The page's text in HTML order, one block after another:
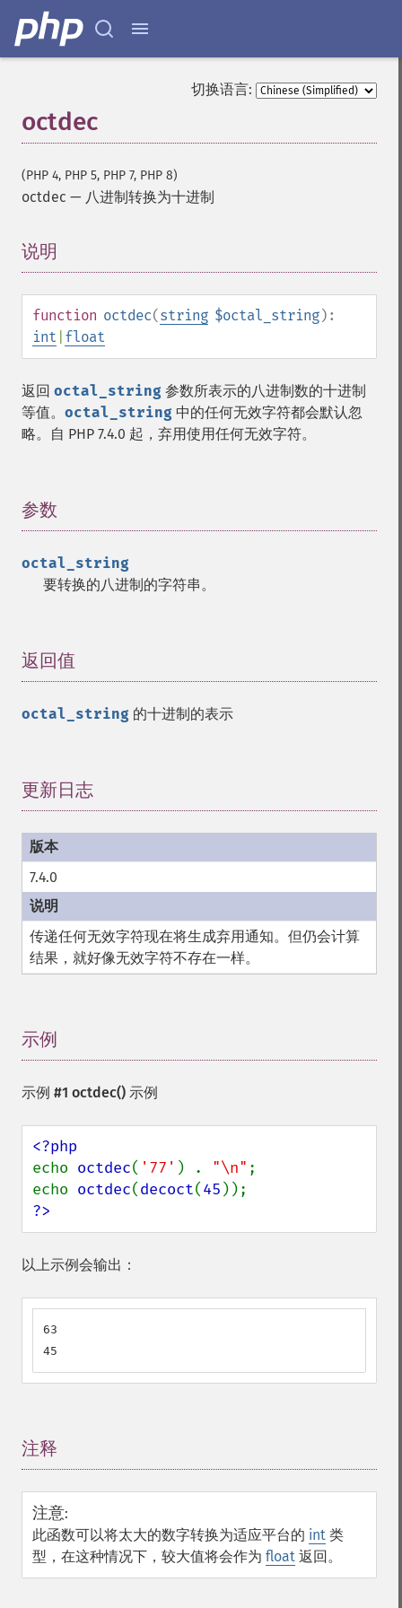
切换语言:
octdec
(PHP 4, PHP 5, PHP 7, PHP 8)
octdec — 八进制转换为十进制
说明
function octdec(string $octal_string):
int float
返回 octal_string 参数所表示的八进制数的十进制
等值。 octal_string 中的任何无效字符都会默认忽
略。自 PHP 7.4.0 起，弃用使用任何无效字符。
参数
octal_string
要转换的八进制的字符串。
返回值
octal_string 的十进制的表示
更新日志
7.4.0
传递任何无效字符现在将生成弃用通知。但仍会计算
结果，就好像无效字符不存在一样。
示例
示例 #1 octdec() 示例
echo octdec( '77' ) . "\n" ;
echo octdec(decoct(45
?>
以上示例会输出：
63
45
注释
注意:
此函数可以将太大的数字转换为适应平台的 int 类
型，在这种情况下，较大值将会作为 float 返回。